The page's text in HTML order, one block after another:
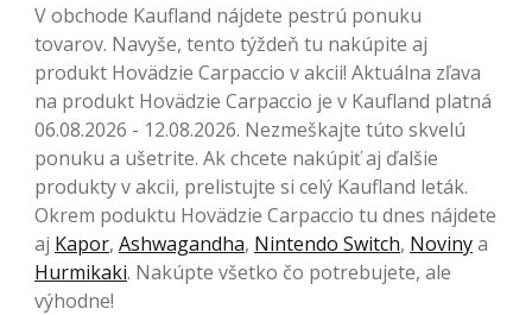
V obchode Kaufland nájdete pestrú ponuku
tovarov. Navyše, tento týždeň tu nakúpite aj
produkt Hovädzie Carpaccio v akcii! Aktuálna zľava
na produkt Hovädzie Carpaccio je v Kaufland platná
06.08.2026 - 12.08.2026. Nezmeškajte túto skvelú
ponuku a ušetrite. Ak chcete nakúpiť aj ďalšie
produkty v akcii, prelistujte si celý Kaufland leták.
Okrem poduktu Hovädzie Carpaccio tu dnes nájdete
aj Kapor, Ashwagandha, Nintendo Switch, Novinya
Hurmikaki. Nakúpte všetko čo potrebujete, ale
výhodne!